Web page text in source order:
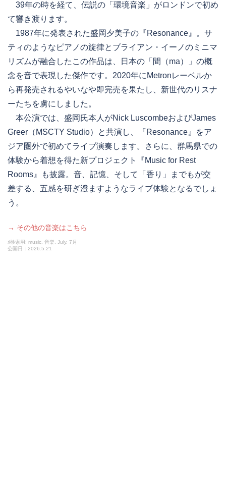
39年の時を経て、伝説の「環境音楽」がロンドンで初め
て響き渡ります。
1987年に発表された盛岡夕美子の『Resonance』。サ
ティのようなピアノの旋律とブライアン・イーノのミニマ
リズムが融合したこの作品は、日本の「間（ma）」の概
念を音で表現した傑作です。2020年にMetronレーベルか
ら再発売されるやいなや即完売を果たし、新世代のリスナ
ーたちを虜にしました。
本公演では、盛岡氏本人がNick LuscombeおよびJames
Greer（MSCTY Studio）と共演し、『Resonance』をア
ジア圏外で初めてライブ演奏します。さらに、群馬県での
体験から着想を得た新プロジェクト『Music for Rest
Rooms』も披露。音、記憶、そして「香り」までもが交
差する、五感を研ぎ澄ますようなライブ体験となるでしょ
う。
→ その他の音楽はこちら
♯検索用: music, 音楽, July, 7月
公開日：2026.5.21